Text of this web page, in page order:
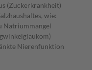
(Zuckerkrankheit)
wie:
Natriummangel
Nierenfunktion